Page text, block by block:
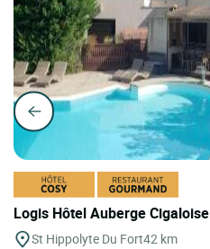
Logis Hôtel Auberge Cigaloise
St Hippolyte Du Fort42 km